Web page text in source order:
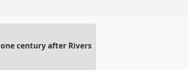
century after Rivers